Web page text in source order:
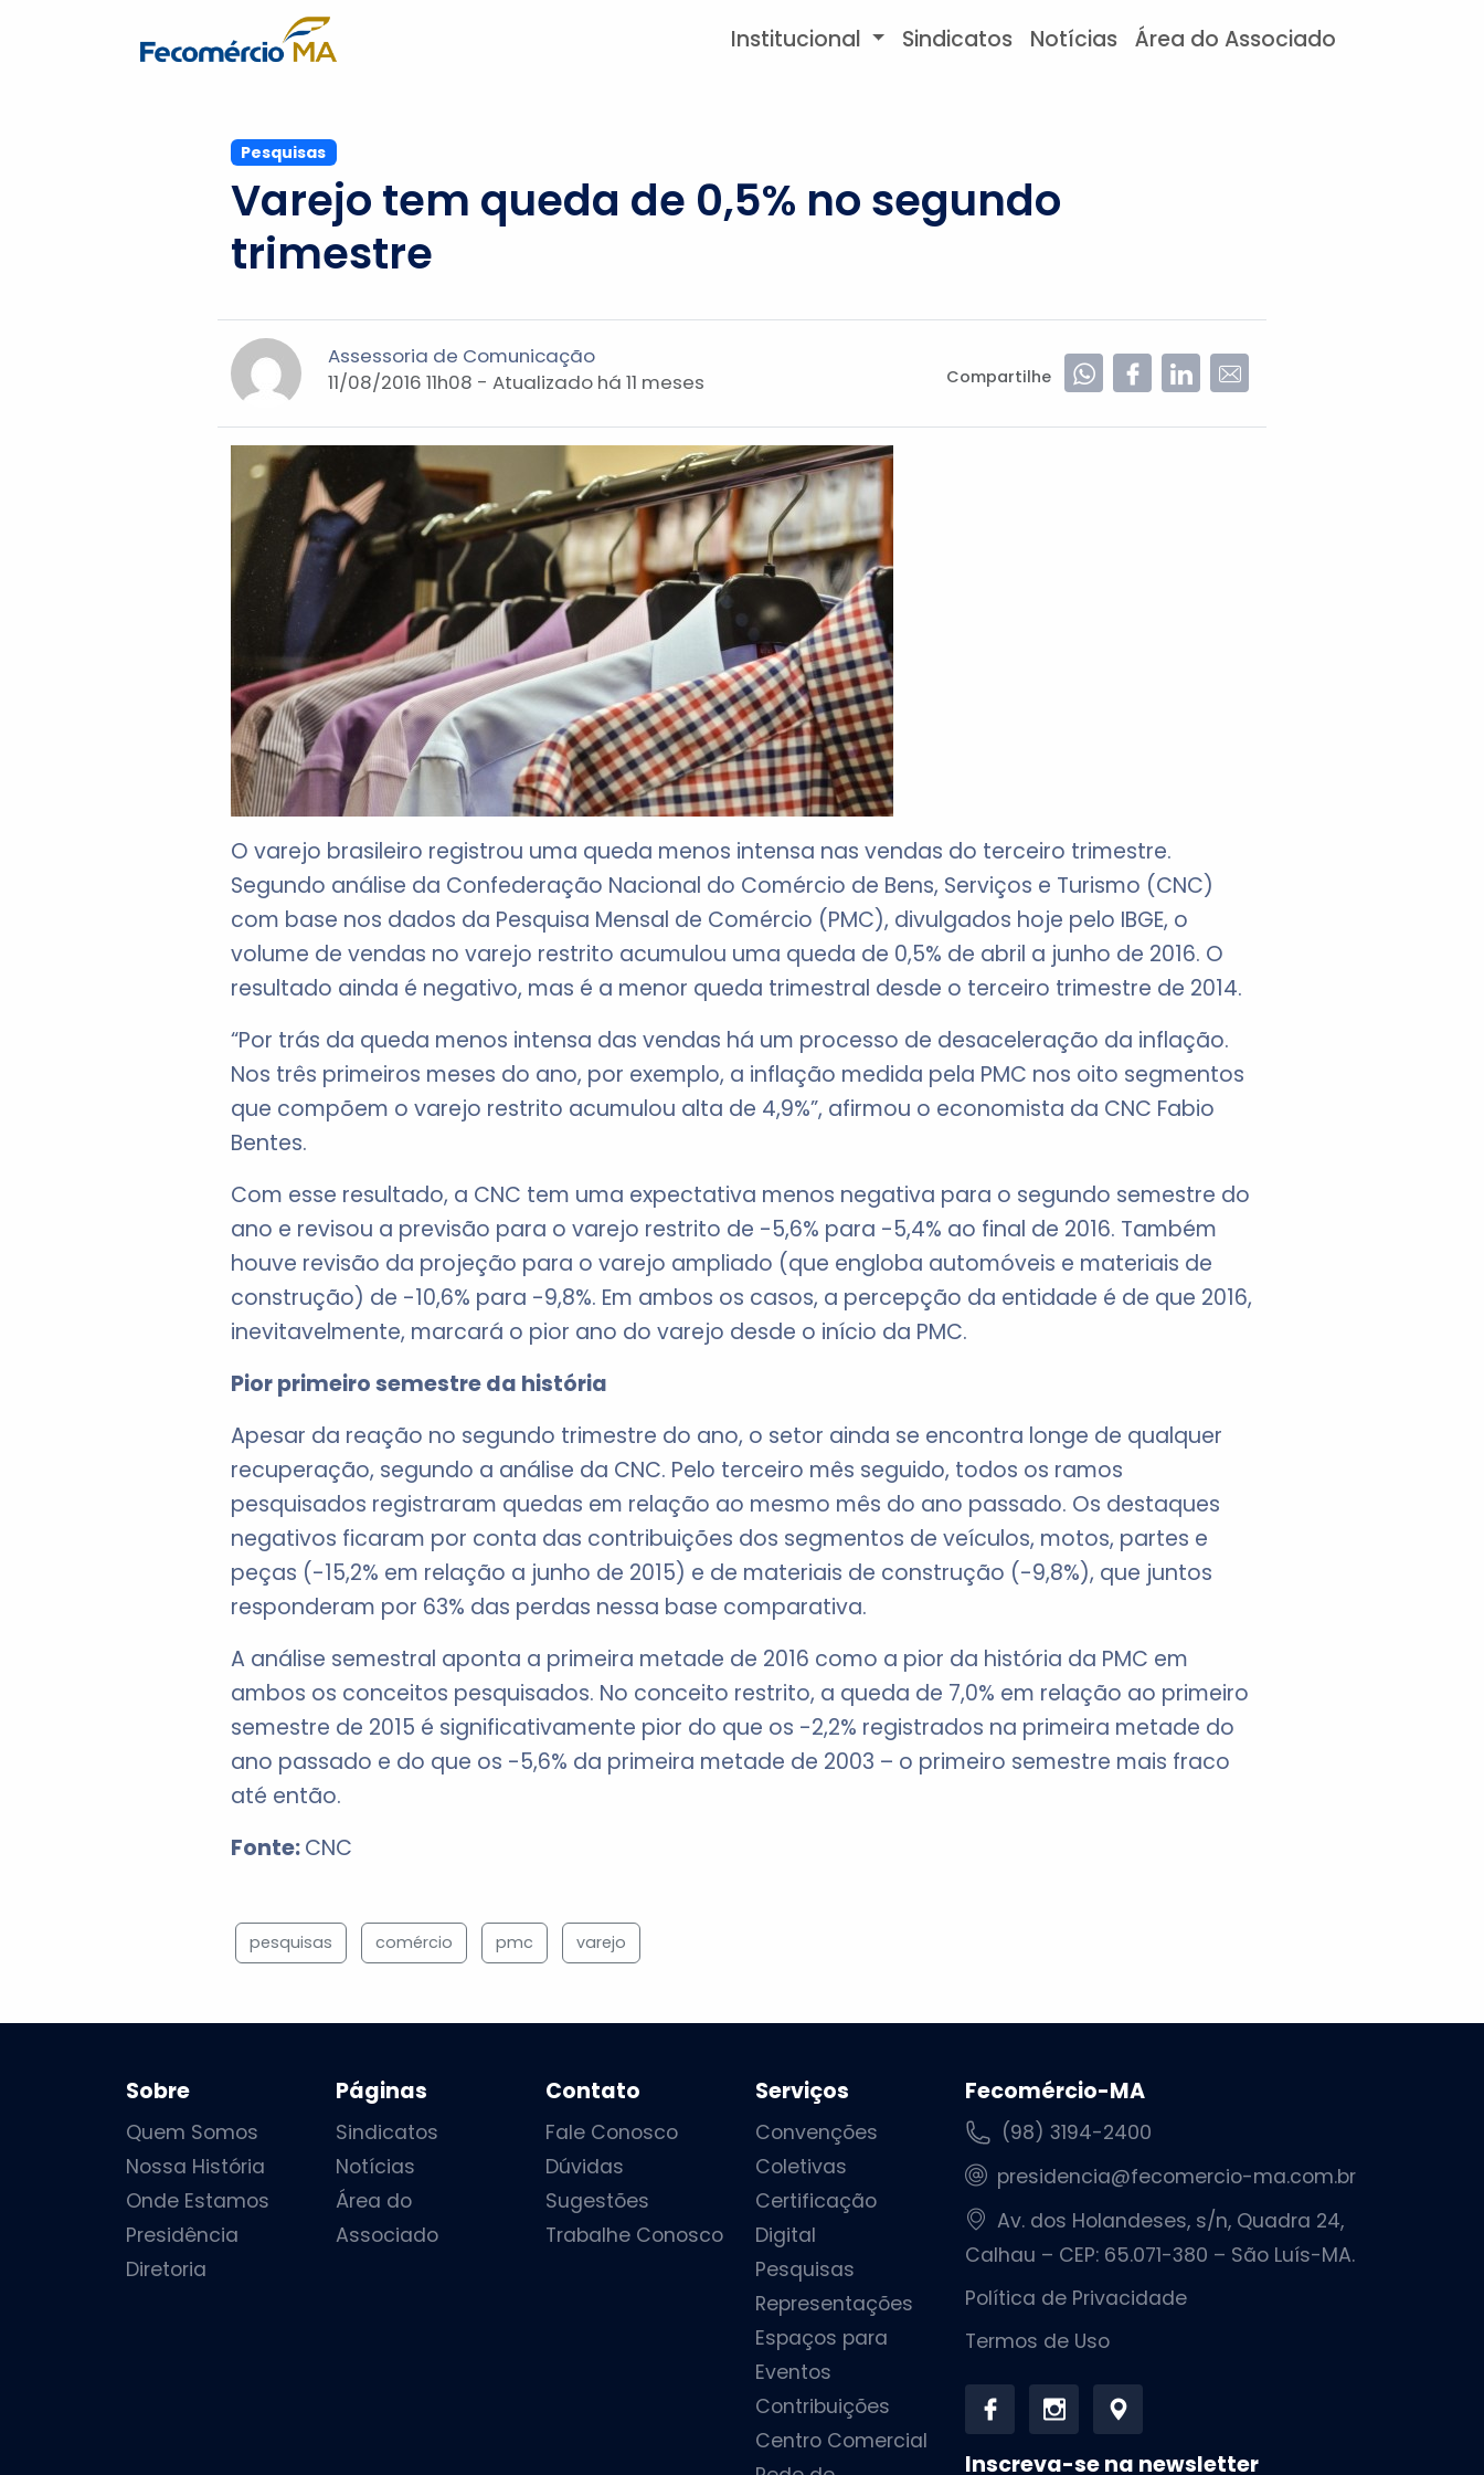
Institucional Sindicatos Notícias Área do Associado
Pesquisas
Varejo tem queda de 0,5% no segundo
trimestre
Assessoria de Comunicação
11/08/2016 11h08 - Atualizado há 11 meses Compartilhe
O varejo brasileiro registrou uma queda menos intensa nas vendas do terceiro trimestre.
Segundo análise da Confederação Nacional do Comércio de Bens, Serviços e Turismo (CNC)
com base nos dados da Pesquisa Mensal de Comércio (PMC), divulgados hoje pelo IBGE, o
volume de vendas no varejo restrito acumulou uma queda de 0,5% de abril a junho de 2016. O
resultado ainda é negativo, mas é a menor queda trimestral desde o terceiro trimestre de 2014.
“Por trás da queda menos intensa das vendas há um processo de desaceleração da inflação.
Nos três primeiros meses do ano, por exemplo, a inflação medida pela PMC nos oito segmentos
que compõem o varejo restrito acumulou alta de 4,9%”, afirmou o economista da CNC Fabio
Bentes.
Com esse resultado, a CNC tem uma expectativa menos negativa para o segundo semestre do
ano e revisou a previsão para o varejo restrito de -5,6% para -5,4% ao final de 2016. Também
houve revisão da projeção para o varejo ampliado (que engloba automóveis e materiais de
construção) de -10,6% para -9,8%. Em ambos os casos, a percepção da entidade é de que 2016,
inevitavelmente, marcará o pior ano do varejo desde o início da PMC.
Pior primeiro semestre da história
Apesar da reação no segundo trimestre do ano, o setor ainda se encontra longe de qualquer
recuperação, segundo a análise da CNC. Pelo terceiro mês seguido, todos os ramos
pesquisados registraram quedas em relação ao mesmo mês do ano passado. Os destaques
negativos ficaram por conta das contribuições dos segmentos de veículos, motos, partes e
peças (-15,2% em relação a junho de 2015) e de materiais de construção (-9,8%), que juntos
responderam por 63% das perdas nessa base comparativa.
A análise semestral aponta a primeira metade de 2016 como a pior da história da PMC em
ambos os conceitos pesquisados. No conceito restrito, a queda de 7,0% em relação ao primeiro
semestre de 2015 é significativamente pior do que os -2,2% registrados na primeira metade do
ano passado e do que os -5,6% da primeira metade de 2003 – o primeiro semestre mais fraco
até então.
Fonte:CNC
pesquisas comércio pmc varejo
Sobre
Quem Somos
Nossa História
Onde Estamos
Presidência
Diretoria
Páginas
Sindicatos
Notícias
Área do
Associado
Contato
Fale Conosco
Dúvidas
Sugestões
Trabalhe Conosco
Serviços
Convenções
Coletivas
Certificação
Digital
Pesquisas
Representações
Espaços para
Eventos
Contribuições
Centro Comercial
Fecomércio-MA
(98) 3194-2400
presidencia@fecomercio-ma.com.br
Av. dos Holandeses, s/n, Quadra 24,
Calhau – CEP: 65.071-380 – São Luís-MA.
Política de Privacidade
Termos de Uso
Inscreva-se na newsletter